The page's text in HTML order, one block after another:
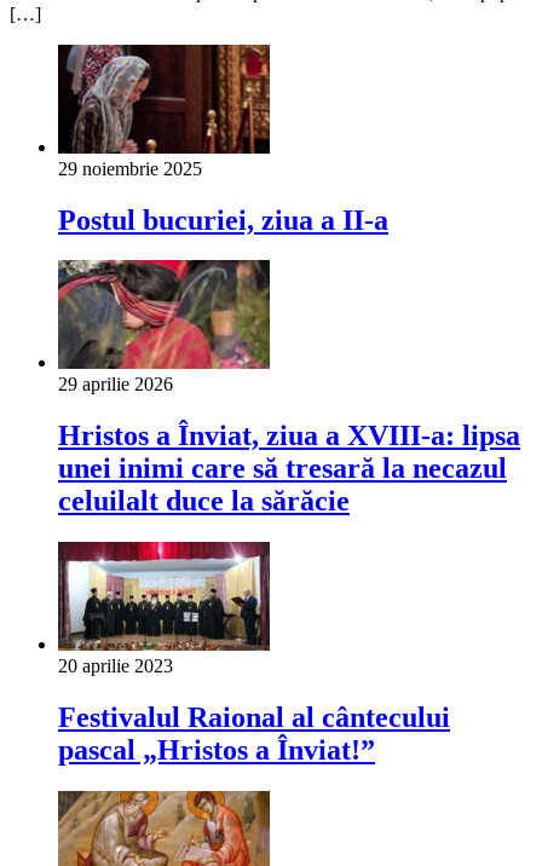
[…]
29 noiembrie 2025
Postul bucuriei, ziua a II-a
29 aprilie 2026
Hristos a Înviat, ziua a XVIII-a: lipsa
unei inimi care să tresară la necazul
celuilalt duce la sărăcie
20 aprilie 2023
Festivalul Raional al cântecului
pascal „Hristos a Înviat!”